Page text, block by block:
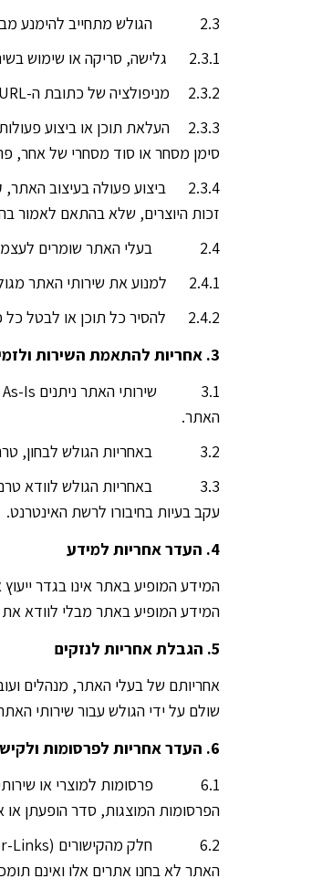
2.3 הגולש מתחייב להימנע מביצוע הפעולות הבאות ביחס לשירותי האתר:
2.3.1 גלישה, סריקה או שימוש בשירותי האתר באמצעות תוכנת מחשב המיועדת לאסוף מידע או לבצע פעולות בדרך של חיקוי גולש רגיל, לרבות Bots או Crawlers.
2.3.2 מניפולציה של כתובת ה-URL של דפים פנימיים בכדי להגיע לדפים פנימיים אליהם אין לגולש גישה ישירה (URL Hacking).
2.3.3 העלאת תוכן או ביצוע
סימן מסחר או סוד מסחרי של אחר,
זכות היוצרים, שלא בהתאם לאמור
2.4 בעלי האתר שומרים לעצמם את הזכות:
2.4.1 למנוע את שירותי האתר מגולש אשר הפר סעיף מסעיפי הסכם זה, או בכלל.
2.4.2 להסיר כל תוכן או לבטל כל פעולה אשר בוצעה על ידי הגולש ואשר יש בה משום הפרת סעיף מסעיפי הסכם זה, או בכלל.
3. אחריות להתאמת השירות ולזמינותו
האתר.
3.2 באחריות הגולש לבחון, טרם השימוש בשירותי האתר, כי אלו אכן מתאימים לצרכיו ולגולש לא תהיה כל טענה בשל אי התאמת שירותי האתר לצרכיו.
3.3 באחריות הגולש לוודא
עקב בעיות בחיבורו לרשת האינטרנט.
4. העדר אחריות למידע
המידע המופיע באתר אינו בגדר
המידע המופיע באתר מבלי לוודא את
5. הגבלת אחריות לנזקים
אחריותם של בעלי האתר, מנהלים
שולם על ידי הגולש עבור שירותי
6. העדר אחריות לפרסומות ולקישורים יוצאים
6.1 פרסומות למוצרי או
הפרסומות המוצגות, סדר הופעתן או
האתר לא בחנו אתרים אלו ואינם